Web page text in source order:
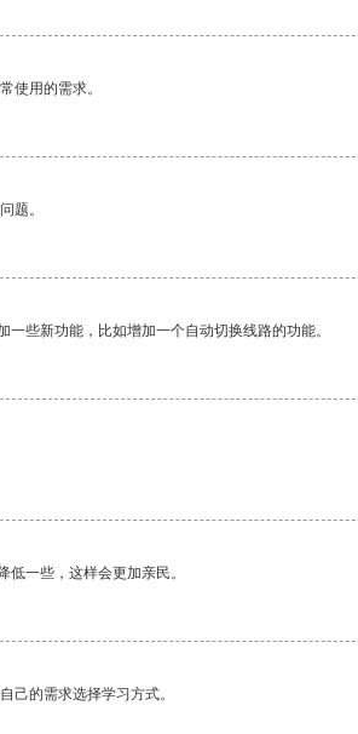
使用的需求。
题。
些新功能，比如增加一个自动切换线路的功能。
一些，这样会更加亲民。
己的需求选择学习方式。